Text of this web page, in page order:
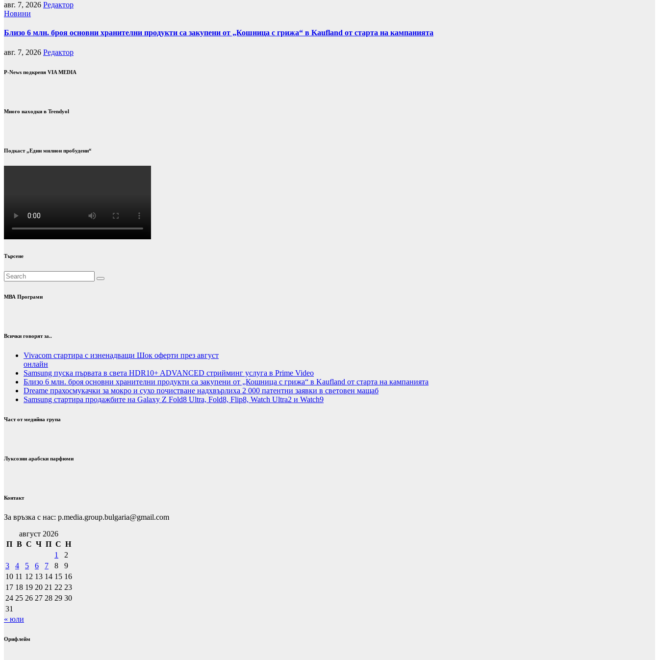
авг. 7, 2026 Редактор
Новини
Близо 6 млн. броя основни хранителни продукти са закупени от „Кошница с грижа“ в Kaufland от старта на кампанията
авг. 7, 2026 Редактор
P-News подкрепя VIA MEDIA
Много находки в Trendyol
Подкаст „Един милион пробудени“
Търсене
МВА Програми
Всички говорят за..
Vivacom стартира с изненадващи Шок оферти през август
онлайн
Samsung пуска първата в света HDR10+ ADVANCED стрийминг услуга в Prime Video
Близо 6 млн. броя основни хранителни продукти са закупени от „Кошница с грижа“ в Kaufland от старта на кампанията
Dreame прахосмукачки за мокро и сухо почистване надхвърлиха 2 000 патентни заявки в световен мащаб
Samsung стартира продажбите на Galaxy Z Fold8 Ultra, Fold8, Flip8, Watch Ultra2 и Watch9
Част от медийна група
Луксозни арабски парфюми
Контакт
За връзка с нас: p.media.group.bulgaria@gmail.com
август 2026
П В С Ч П С Н
1
2
3
4 5 6 7 8
9
10 11 12 13 14 15 16
17 18 19 20 21 22 23
24 25 26 27 28 29 30
31
« юли
Орифлейм